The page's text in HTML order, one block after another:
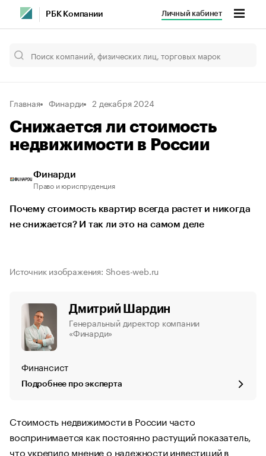
РБК Компании Личный кабинет
Главная Финарди 2 декабря 2024
Снижается ли стоимость
недвижимости в России
Финарди
Право и юриспруденция
Почему стоимость квартир всегда растет и никогда
не снижается? И так ли это на самом деле
Источник изображения: Shoes-web.ru
Дмитрий Шардин
Генеральный директор компании
«Финарди»
Финансист
Подробнее про эксперта
Стоимость недвижимости в России часто
воспринимается как постоянно растущий показатель,
что укрепило мнение о надежности инвестиций в